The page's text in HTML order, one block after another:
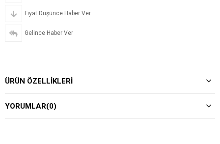
Fiyat Düşünce Haber Ver
Gelince Haber Ver
ÜRÜN ÖZELLIKLERI
YORUMLAR(0)